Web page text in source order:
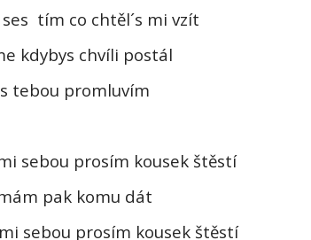
tím co chtěl´s mi vzít
kdybys chvíli postál
tebou promluvím
sebou prosím kousek štěstí
pak komu dát
sebou prosím kousek štěstí